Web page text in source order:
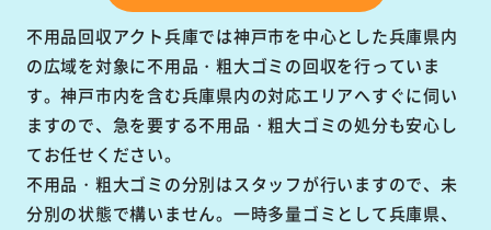
不用品回収アクト兵庫では神戸市を中心とした兵庫県内
の広域を対象に不用品・粗大ゴミの回収を行っていま
す。神戸市内を含む兵庫県内の対応エリアへすぐに伺い
ますので、急を要する不用品・粗大ゴミの処分も安心し
てお任せください。
不用品・粗大ゴミの分別はスタッフが行いますので、未
分別の状態で構いません。一時多量ゴミとして兵庫県、